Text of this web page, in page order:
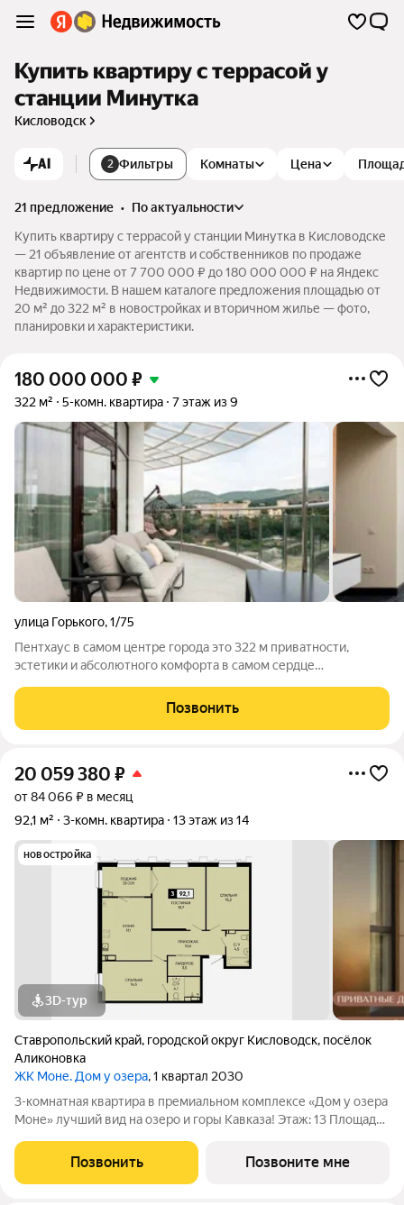
Купить квартиру с террасой у
станции Минутка
Кисловодск
AI 2 Фильтры Комнаты Цена
21 предложение •
по актуальности
Купить квартиру с террасой у станции Минутка в Кисловодске
— 21 объявление от агентств и собственников по продаже
квартир по цене от 7 700 000 ₽ до 180 000 000 ₽ на Яндекс
Недвижимости. В нашем каталоге предложения площадью от
20 м² до 322 м² в новостройках и вторичном жилье — фото,
планировки и характеристики.
180 000 000 ₽
322 м² 5-комн. квартира 7 этаж из 9
улица Горького,1/75
Пентхаус в самом центре города это 322 м приватности,
эстетики и абсолютного комфорта в самом сердце
продуманными деталями: просторная гостиная с панорамными
окнами; кухня с дизайнерским
Позвонить
20 059 380 ₽
от 84 066 ₽ в месяц
92,1 м²
3-комн. квартира 13 этаж из 14
новостройка
3D-тур
Ставропольский край, городской округ Кисловодск, посёлок
Аликоновка
ЖК Моне. Дом у озера, 1 квартал 2030
3-комнатная квартира в премиальном комплексе «Дом у озера
Моне» лучший вид на озеро и горы Кавказа! Этаж: 13 Площадь:
инвестиционном проекте федерального застройщика
ЮгСтройИнвест. Локация
Позвонить Позвоните мне